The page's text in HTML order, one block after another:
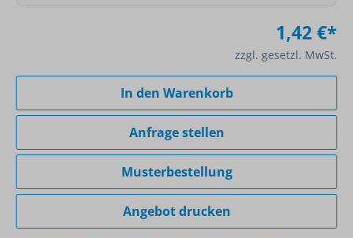
1,42 €*
zzgl. gesetzl. MwSt.
In den Warenkorb
Anfrage stellen
Musterbestellung
Angebot drucken